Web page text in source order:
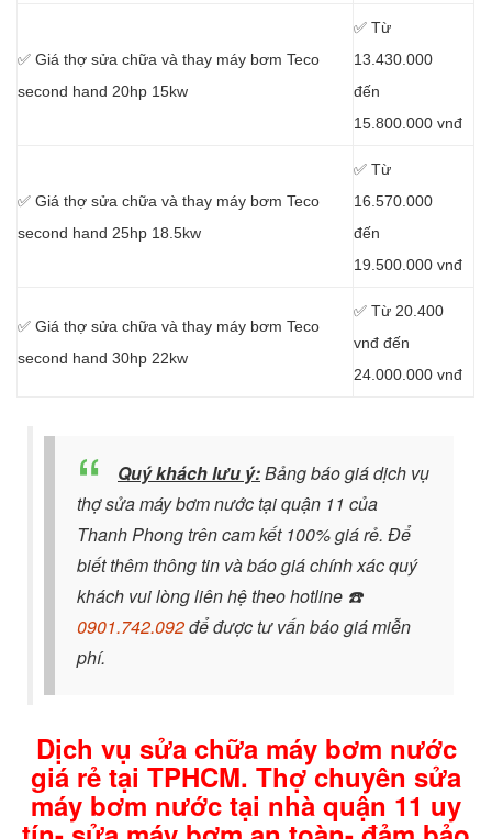
✅ Giá thợ sửa chữa và thay máy bơm Teco
second hand 20hp 15kw
✅ Từ
13.430.000
đến
15.800.000 vnđ
✅ Giá thợ sửa chữa và thay máy bơm Teco
second hand 25hp 18.5kw
✅ Từ
16.570.000
đến
19.500.000 vnđ
✅ Giá thợ sửa chữa và thay máy bơm Teco
second hand 30hp 22kw
✅ Từ 20.400
vnđ đến
24.000.000 vnđ
Quý khách lưu ý:Bảng báo giá dịch vụ
thợ sửa máy bơm nước tại quận 11 của
Thanh Phong trên cam kết 100% giá rẻ. Để
biết thêm thông tin và báo giá chính xác quý
khách vui lòng liên hệ theo hotline ☎️
0901.742.092để được tư vấn báo giá miễn
phí.
Dịch vụ sửa chữa máy bơm nước
giá rẻ tại TPHCM. Thợ chuyên sửa
máy bơm nước tại nhà quận 11 uy